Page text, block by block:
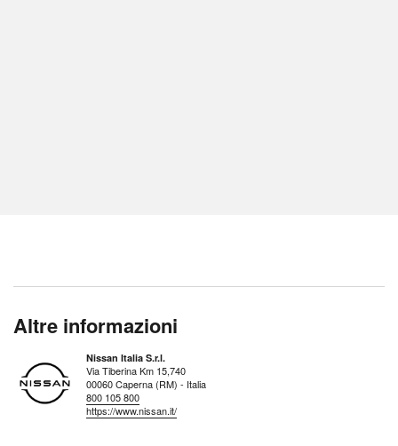
Altre informazioni
Nissan Italia S.r.l.
Via Tiberina Km 15,740
00060 Caperna (RM) - Italia
800 105 800
https://www.nissan.it/